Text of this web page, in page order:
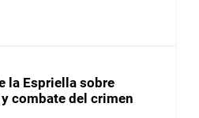
la Espriella sobre
combate del crimen